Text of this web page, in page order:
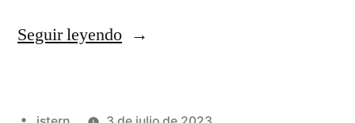
Seguir leyendo«segunda